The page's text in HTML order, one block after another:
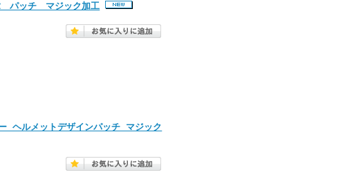
パッチ マジック加工
ヘルメットデザインパッチ マジック